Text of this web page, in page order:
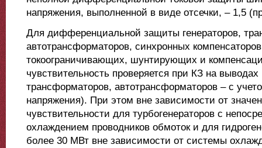
напряжения, выполненной в виде отсечки, – 1,5
Для дифференциальной защиты генераторов,
автотрансформаторов, синхронных
токоограничивающих, шунтирующих и
чувствительность проверяется при КЗ на
трансформаторов, автотрансформаторов – с
напряжения). При этом вне зависимости от
чувствительности для турбогенераторов с
охлаждением проводников обмоток и для
более 30 МВт вне зависимости от системы